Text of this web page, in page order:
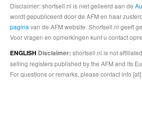
Disclaimer: shortsell.nl is niet gelieerd aan de
wordt gepubliceerd door de AFM en haar
pagina van de AFM website. Shortsell.nl geeft
Voor vragen en opmerkingen kunt u contact
ENGLISH Disclaimer: shortsell.nl is not
selling registers published by the AFM and its
For questions or remarks, please contact info